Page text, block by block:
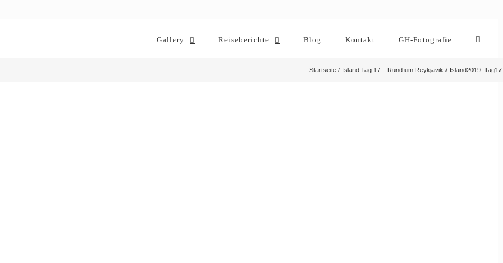
Gallery Reiseberichte Blog Kontakt GH-Fotografie
Startseite Island Tag 17 – Rund um Reykjavik